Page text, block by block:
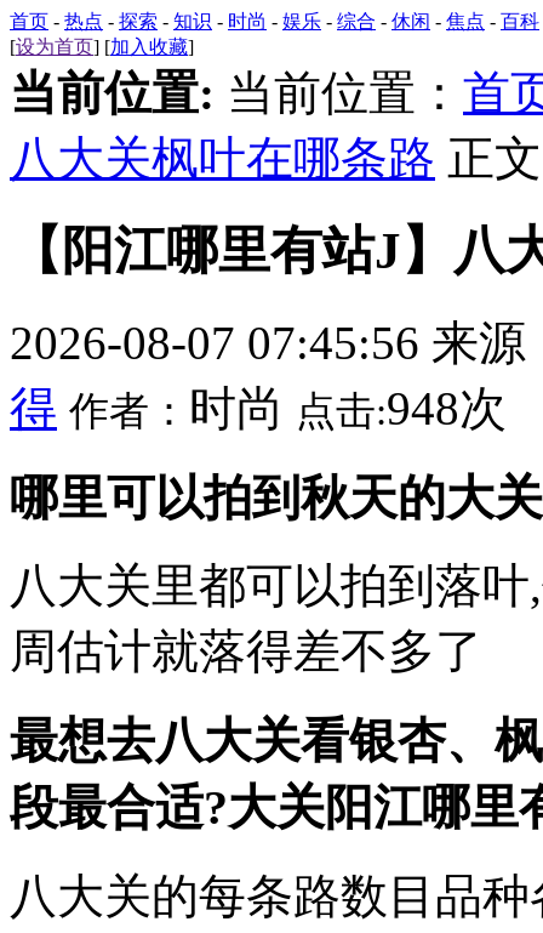
首页 - 热点 - 探索 - 知识 - 时尚 - 娱乐 - 综合 - 休闲 - 焦点 - 百科
[设为首页] [加入收藏]
当前位置: 当前位置： 首
八大关枫叶在哪条路 正文
【阳江哪里有站J】八
2026-08-07 07:45:56 来源
得 作者： 时尚 点击:948次
哪里可以拍到秋天的大
八大关里都可以拍到落
周估计就落得差不多了
最想去八大关看银杏、
段最合适?大关阳江哪里
八大关的每条路数目品